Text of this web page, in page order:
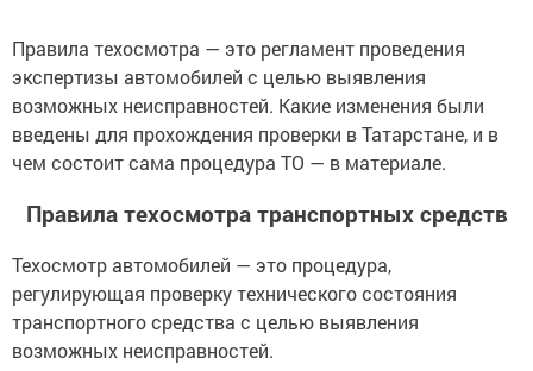
Правила техосмотра — это регламент проведения
экспертизы автомобилей с целью выявления
возможных неисправностей. Какие изменения были
введены для прохождения проверки в Татарстане, и в
чем состоит сама процедура ТО — в материале.
Правила техосмотра транспортных средств
Техосмотр автомобилей — это процедура,
регулирующая проверку технического состояния
транспортного средства с целью выявления
возможных неисправностей.